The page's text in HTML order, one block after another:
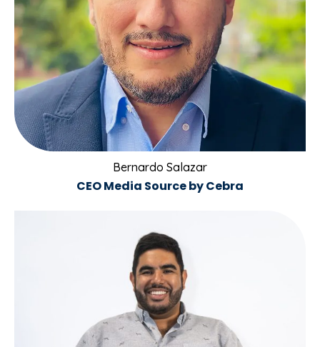
Bernardo Salazar
CEO Media Source by Cebra